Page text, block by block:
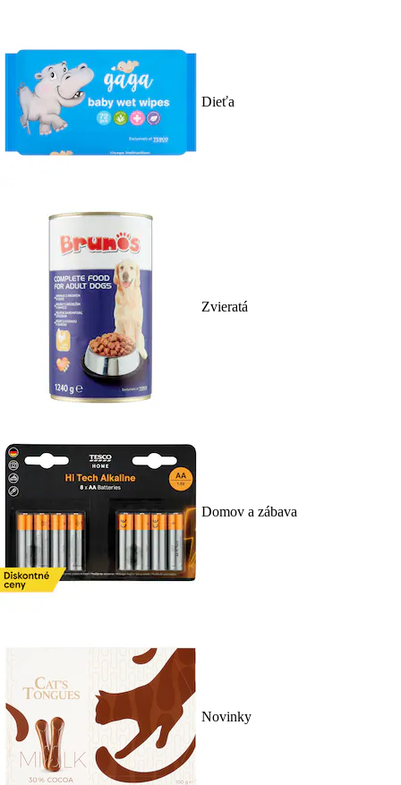
Dieťa
Zvieratá
Domov a zábava
Novinky